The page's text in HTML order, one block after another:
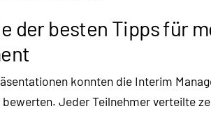
der besten Tipps für
konnten die Interim
Jeder Teilnehmer verteilte